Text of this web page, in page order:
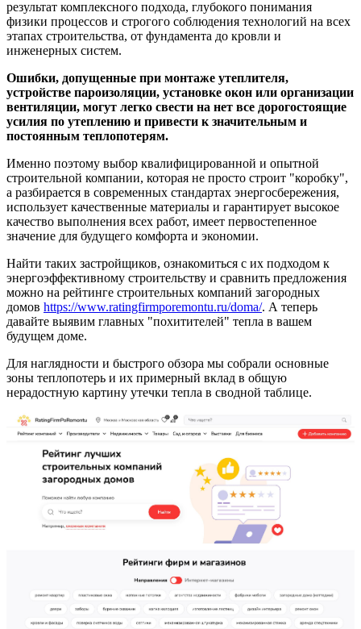
результат комплексного подхода, глубокого понимания
физики процессов и строгого соблюдения технологий на всех
этапах строительства, от фундамента до кровли и
инженерных систем.
Ошибки, допущенные при монтаже утеплителя,
устройстве пароизоляции, установке окон или организации
вентиляции, могут легко свести на нет все дорогостоящие
усилия по утеплению и привести к значительным и
постоянным теплопотерям.
Именно поэтому выбор квалифицированной и опытной
строительной компании, которая не просто строит "коробку",
а разбирается в современных стандартах энергосбережения,
использует качественные материалы и гарантирует высокое
качество выполнения всех работ, имеет первостепенное
значение для будущего комфорта и экономии.
Найти таких застройщиков, ознакомиться с их подходом к
энергоэффективному строительству и сравнить предложения
можно на рейтинге строительных компаний загородных
домов https://www.ratingfirmporemontu.ru/doma/. А теперь
давайте выявим главных "похитителей" тепла в вашем
будущем доме.
Для наглядности и быстрого обзора мы собрали основные
зоны теплопотерь и их примерный вклад в общую
нерадостную картину утечки тепла в сводной таблице.